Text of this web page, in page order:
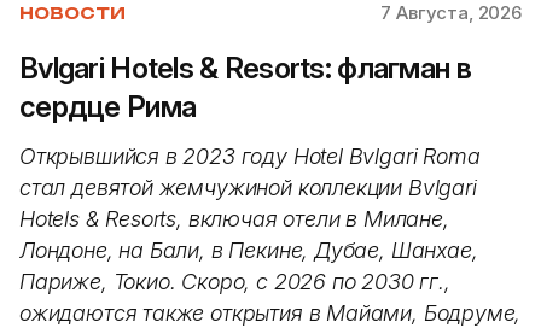
НОВОСТИ 7 Августа, 2026
Bvlgari Hotels & Resorts: флагман в
сердце Рима
Открывшийся в 2023 году Hotel Bvlgari Roma
стал девятой жемчужиной коллекции Bvlgari
Hotels & Resorts, включая отели в Милане,
Лондоне, на Бали, в Пекине, Дубае, Шанхае,
Париже, Токио. Скоро, с 2026 по 2030 гг.,
ожидаются также открытия в Майами, Бодруме,